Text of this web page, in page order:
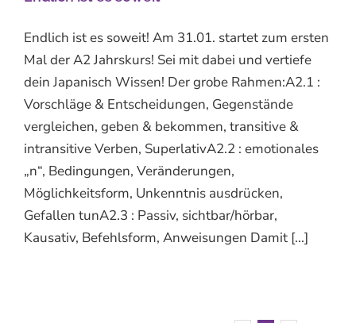
Endlich ist es soweit! Am 31.01. startet zum ersten
Mal der A2 Jahrskurs! Sei mit dabei und vertiefe
dein Japanisch Wissen! Der grobe Rahmen:A2.1 :
Vorschläge & Entscheidungen, Gegenstände
vergleichen, geben & bekommen, transitive &
intransitive Verben, SuperlativA2.2 : emotionales
„n“, Bedingungen, Veränderungen,
Möglichkeitsform, Unkenntnis ausdrücken,
Gefallen tunA2.3 : Passiv, sichtbar/hörbar,
Kausativ, Befehlsform, Anweisungen Damit [...]